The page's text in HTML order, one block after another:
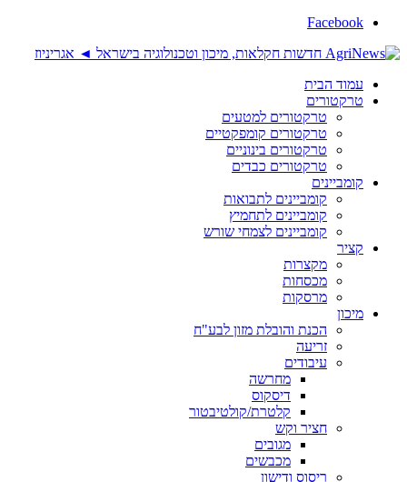
Facebook
עמוד הבית
טרקטורים
טרקטורים למטעים
טרקטורים קומפקטיים
טרקטורים בינוניים
טרקטורים כבדים
קומביינים
קומביינים לתבואות
קומביינים לתחמיץ
קומביינים לצמחי שורש
קציר
מקצרות
מכסחות
מרסקות
מיכון
הכנת והובלת מזון לבע"ח
זריעה
עיבודים
מחרשה
דיסקוס
קלטרת/קולטיבטור
חציר וקש
מגובים
מכבשים
ריסוס ודישון